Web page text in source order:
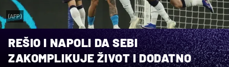
(AFP)
REŠIO I NAPOLI DA SEBI
ZAKOMPLIKUJE ŽIVOT I DODATNO